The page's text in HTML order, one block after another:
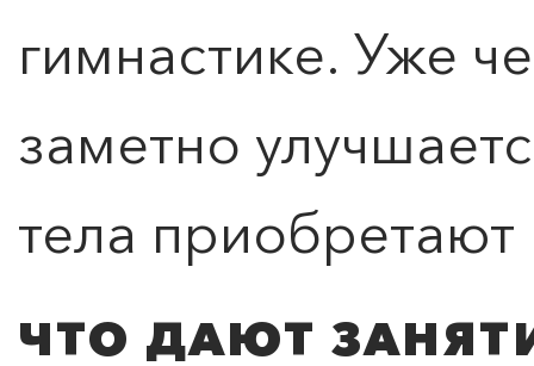
гимнастике. Уже
заметно
тела приобретают
ЧТО ДАЮТ